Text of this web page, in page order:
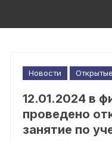
Новости
12.01.2024 в
проведено
занятие по